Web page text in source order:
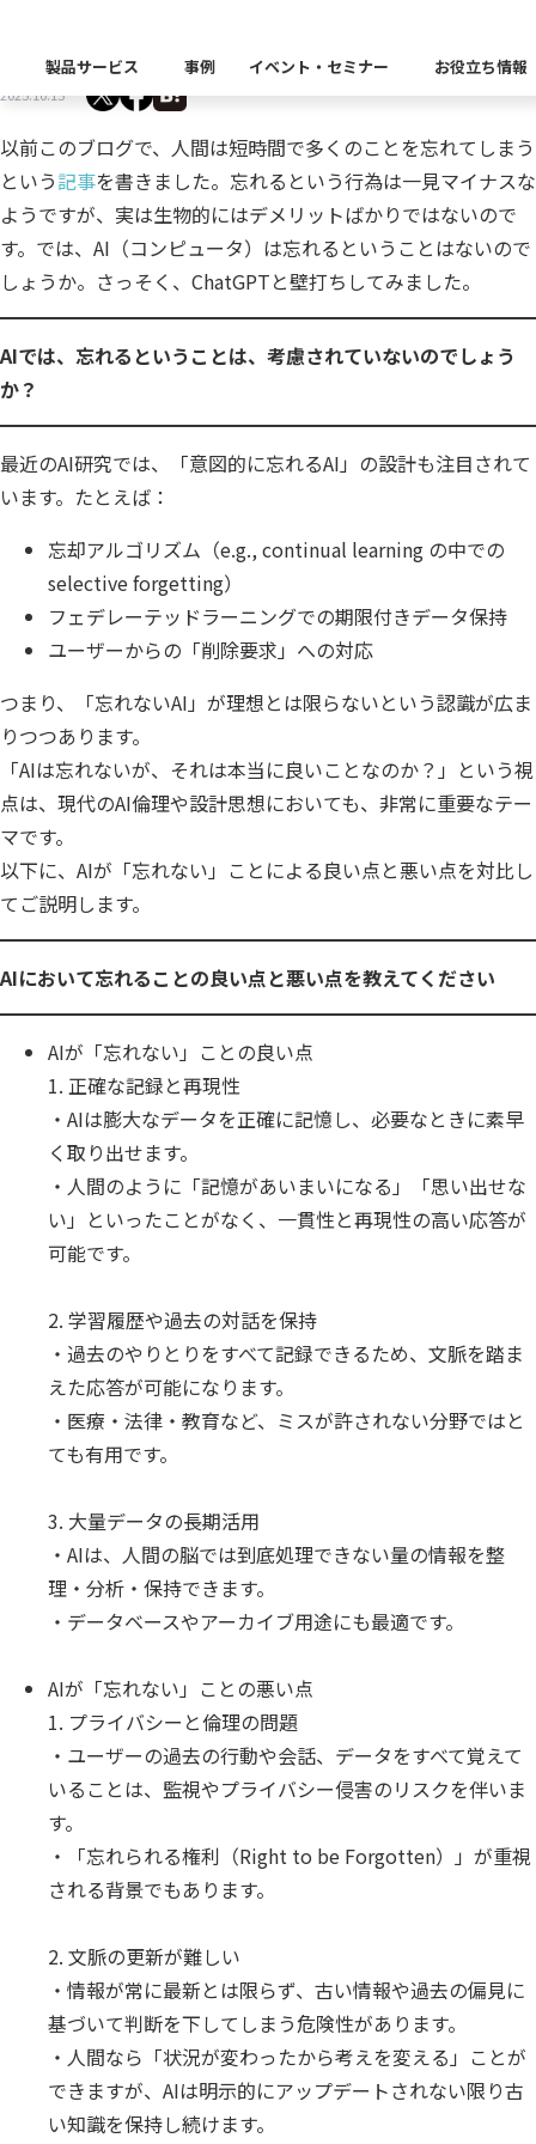
製品サービス
製品カテゴリー別
キーワードから探す
業界から探す
製品一覧
自社開発製品群
データ統合／分析
移行時SQL
データベースDR（災害対
データベース監査
データ利活用コンサルティング・データ統合コンサルティ
データ統合データ可視化・活用基盤
データセキュリティ
テスト自動化・効
ディザスタ
課題から探す
課題に関する製品をこちら
仮想環境（VMware）
キーワードから探す
キーワードに関連する製品
クラウド移行
テストデータ作成
データガバナンス
データベース移行
データマスキング
データ分析基盤構築
データ連携
フリーテキストマスキ
個人情報保護
業界から探す
業界特有の課題・ユースケ
金融・保険業
製造業
公共
運輸・物流業
Insight Catalog
Insight Masking
Insight PISO
Qlik データ統合
Dbvisit StandbyMP
事例 イベント・セミナー
イベント セミナー
お役立ち情報
Insight Blog CxOリレーブログ
企業理念 代表あいさつ
パートナー
2025.10.15
以前このブログで、人間は短時間で多くのことを忘れてしまう
という記事を書きました。忘れるという行為は一見マイナスな
ようですが、実は生物的にはデメリットばかりではないので
す。では、AI（コンピュータ）は忘れるということはないので
しょうか。さっそく、ChatGPTと壁打ちしてみました。
AIでは、忘れるということは、考慮されていないのでしょう
か？
最近のAI研究では、「意図的に忘れるAI」の設計も注目されて
います。たとえば：
忘却アルゴリズム（e.g., continual learning の中での
selective forgetting）
フェデレーテッドラーニングでの期限付きデータ保持
ユーザーからの「削除要求」への対応
つまり、「忘れないAI」が理想とは限らないという認識が広ま
りつつあります。
「AIは忘れないが、それは本当に良いことなのか？」という視
点は、現代のAI倫理や設計思想においても、非常に重要なテー
マです。
以下に、AIが「忘れない」ことによる良い点と悪い点を対比し
てご説明します。
AIにおいて忘れることの良い点と悪い点を教えてください
AIが「忘れない」ことの良い点
1. 正確な記録と再現性
・AIは膨大なデータを正確に記憶し、必要なときに素早
く取り出せます。
・人間のように「記憶があいまいになる」「思い出せな
い」といったことがなく、一貫性と再現性の高い応答が
可能です。
2. 学習履歴や過去の対話を保持
・過去のやりとりをすべて記録できるため、文脈を踏ま
えた応答が可能になります。
・医療・法律・教育など、ミスが許されない分野ではと
ても有用です。
3. 大量データの長期活用
・AIは、人間の脳では到底処理できない量の情報を整
理・分析・保持できます。
・データベースやアーカイブ用途にも最適です。
AIが「忘れない」ことの悪い点
1. プライバシーと倫理の問題
・ユーザーの過去の行動や会話、データをすべて覚えて
いることは、監視やプライバシー侵害のリスクを伴いま
す。
・「忘れられる権利（Right to be Forgotten）」が重視
される背景でもあります。
2. 文脈の更新が難しい
・情報が常に最新とは限らず、古い情報や過去の偏見に
基づいて判断を下してしまう危険性があります。
・人間なら「状況が変わったから考えを変える」ことが
できますが、AIは明示的にアップデートされない限り古
い知識を保持し続けます。